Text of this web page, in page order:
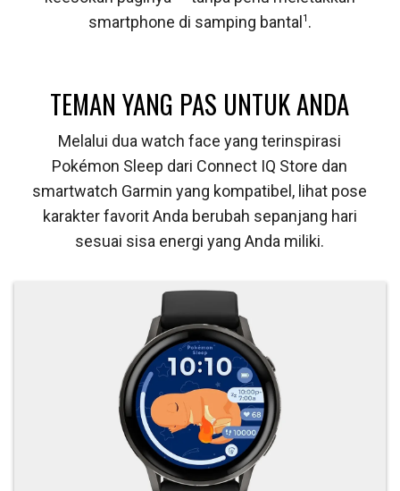
smartphone di samping bantal 1 .
TEMAN YANG PAS UNTUK ANDA
Melalui dua watch face yang terinspirasi
Pokémon Sleep dari Connect IQ Store dan
smartwatch Garmin yang kompatibel, lihat pose
karakter favorit Anda berubah sepanjang hari
sesuai sisa energi yang Anda miliki.